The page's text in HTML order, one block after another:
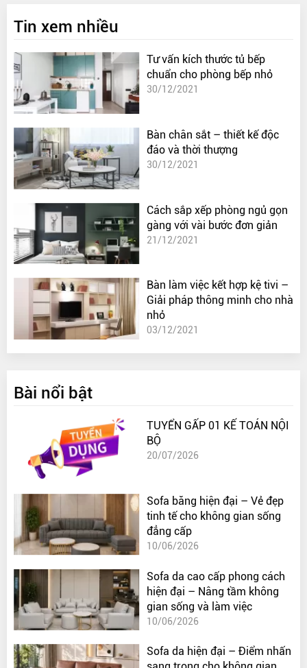
Tin xem nhiều
Tư vấn kích thước tủ bếp
chuẩn cho phòng bếp nhỏ
30/12/2021
Bàn chân sắt – thiết kế độc
đáo và thời thượng
30/12/2021
Cách sắp xếp phòng ngủ gọn
gàng với vài bước đơn giản
21/12/2021
Bàn làm việc kết hợp kệ tivi –
Giải pháp thông minh cho nhà
nhỏ
03/12/2021
Bài nổi bật
TUYỂN GẤP 01 KẾ TOÁN NỘI
BỘ
20/07/2026
Sofa băng hiện đại – Vẻ đẹp
tinh tế cho không gian sống
đẳng cấp
10/06/2026
Sofa da cao cấp phong cách
hiện đại – Nâng tầm không
gian sống và làm việc
10/06/2026
Sofa da hiện đại – Điểm nhấn